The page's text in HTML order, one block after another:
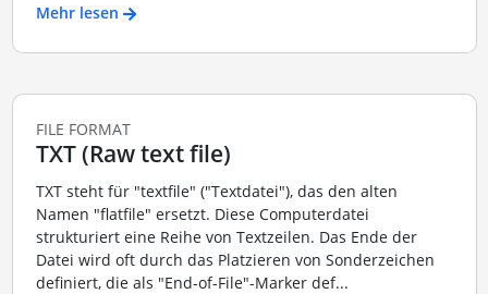
Mehr lesen
FILE FORMAT
TXT (Raw text file)
TXT steht für "textfile" ("Textdatei"), das den alten
Namen "flatfile" ersetzt. Diese Computerdatei
strukturiert eine Reihe von Textzeilen. Das Ende der
Datei wird oft durch das Platzieren von Sonderzeichen
definiert, die als "End-of-File"-Marker def...